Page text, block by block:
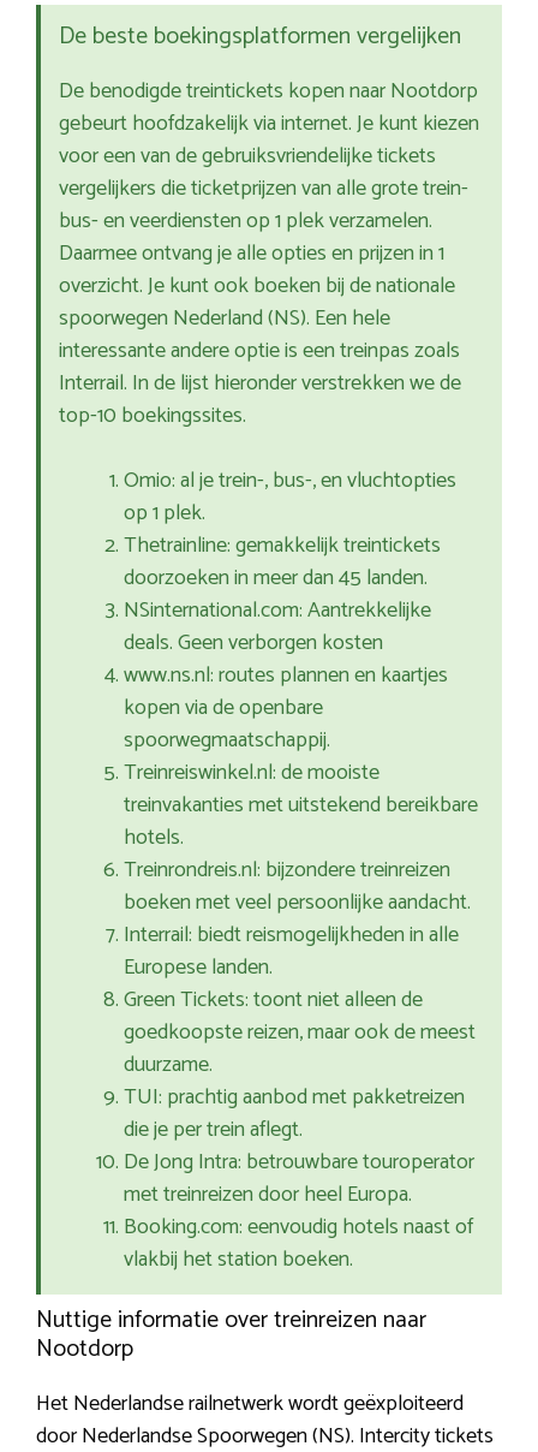
De beste boekingsplatformen vergelijken
De benodigde treintickets kopen naar Nootdorp
gebeurt hoofdzakelijk via internet. Je kunt kiezen
voor een van de gebruiksvriendelijke tickets
vergelijkers die ticketprijzen van alle grote trein-
bus- en veerdiensten op 1 plek verzamelen.
Daarmee ontvang je alle opties en prijzen in 1
overzicht. Je kunt ook boeken bij de nationale
spoorwegen Nederland (NS). Een hele
interessante andere optie is een treinpas zoals
Interrail. In de lijst hieronder verstrekken we de
top-10 boekingssites.
Omio: al je trein-, bus-, en vluchtopties
op 1 plek.
Thetrainline: gemakkelijk treintickets
doorzoeken in meer dan 45 landen.
NSinternational.com: Aantrekkelijke
deals. Geen verborgen kosten
www.ns.nl: routes plannen en kaartjes
kopen via de openbare
spoorwegmaatschappij.
Treinreiswinkel.nl: de mooiste
treinvakanties met uitstekend bereikbare
hotels.
Treinrondreis.nl: bijzondere treinreizen
boeken met veel persoonlijke aandacht.
Interrail: biedt reismogelijkheden in alle
Europese landen.
Green Tickets: toont niet alleen de
goedkoopste reizen, maar ook de meest
duurzame.
TUI: prachtig aanbod met pakketreizen
die je per trein aflegt.
De Jong Intra: betrouwbare touroperator
met treinreizen door heel Europa.
Booking.com: eenvoudig hotels naast of
vlakbij het station boeken.
Nuttige informatie over treinreizen naar
Nootdorp
Het Nederlandse railnetwerk wordt geëxploiteerd
door Nederlandse Spoorwegen (NS). Intercity tickets